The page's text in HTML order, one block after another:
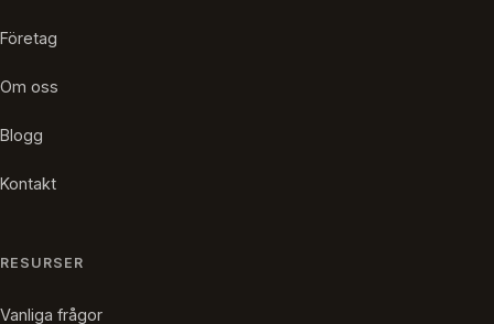
Företag
Om oss
Blogg
Kontakt
RESURSER
Vanliga frågor